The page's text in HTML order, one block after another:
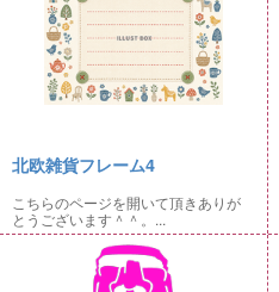
北欧雑貨フレーム4
こちらのページを開いて頂きありが
とうございます＾＾。...